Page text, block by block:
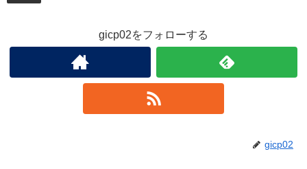
gicp02をフォローする
gicp02